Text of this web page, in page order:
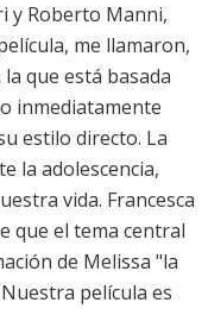
y Roberto Manni,
me llamaron,
que está basada
inmediatamente
estilo directo. La
la adolescencia,
vida. Francesca
que el tema central
de Melissa "la
película es